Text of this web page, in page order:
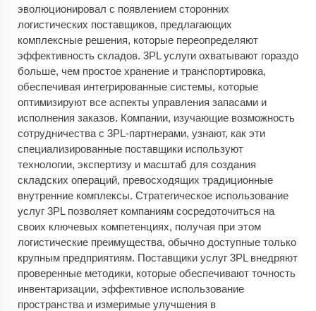
эволюционировал с появлением сторонних
логистических поставщиков, предлагающих
комплексные решения, которые переопределяют
эффективность складов. 3PL услуги охватывают гораздо
больше, чем простое хранение и транспортировка,
обеспечивая интегрированные системы, которые
оптимизируют все аспекты управления запасами и
исполнения заказов. Компании, изучающие возможность
сотрудничества с 3PL-партнерами, узнают, как эти
специализированные поставщики используют
технологии, экспертизу и масштаб для создания
складских операций, превосходящих традиционные
внутренние комплексы. Стратегическое использование
услуг 3PL позволяет компаниям сосредоточиться на
своих ключевых компетенциях, получая при этом
логистические преимущества, обычно доступные только
крупным предприятиям. Поставщики услуг 3PL внедряют
проверенные методики, которые обеспечивают точность
инвентаризации, эффективное использование
пространства и измеримые улучшения в